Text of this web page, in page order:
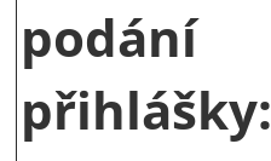
podání
přihlášky: